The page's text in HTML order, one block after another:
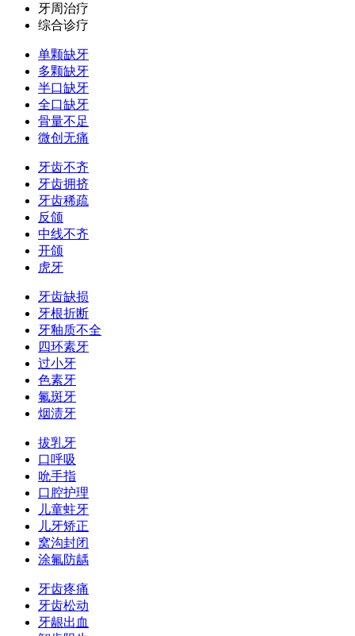
牙周治疗
综合诊疗
单颗缺牙
多颗缺牙
半口缺牙
全口缺牙
骨量不足
微创无痛
牙齿不齐
牙齿拥挤
牙齿稀疏
反颌
中线不齐
开颌
虎牙
牙齿缺损
牙根折断
牙釉质不全
四环素牙
过小牙
色素牙
氟斑牙
烟渍牙
拔乳牙
口呼吸
吮手指
口腔护理
儿童蛀牙
儿牙矫正
窝沟封闭
涂氟防龋
牙齿疼痛
牙齿松动
牙龈出血